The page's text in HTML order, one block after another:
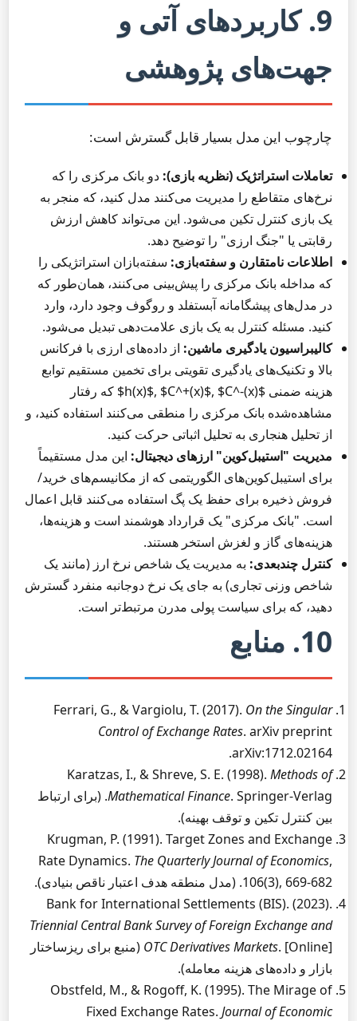
9. کاربردهای آتی و
جهت‌های پژوهشی
چارچوب این مدل بسیار قابل گسترش است:
تعاملات استراتژیک (نظریه بازی): دو بانک مرکزی را که
نرخ‌های متقاطع را مدیریت می‌کنند مدل کنید، که منجر به
یک بازی کنترل تکین می‌شود. این می‌تواند کاهش ارزش
رقابتی یا "جنگ ارزی" را توضیح دهد.
اطلاعات نامتقارن و سفته‌بازی: سفته‌بازان استراتژیکی را
که مداخله بانک مرکزی را پیش‌بینی می‌کنند، همان‌طور که
در مدل‌های پیشگامانه آبستفلد و روگوف وجود دارد، وارد
کنید. مسئله کنترل به یک بازی علامت‌دهی تبدیل می‌شود.
کالیبراسیون یادگیری ماشین: از داده‌های ارزی با فرکانس
بالا و تکنیک‌های یادگیری تقویتی برای تخمین مستقیم توابع
هزینه ضمنی $h(x)$, $C^+(x)$, $C^-(x)$ که رفتار
مشاهده‌شده بانک مرکزی را منطقی می‌کنند استفاده کنید، و
از تحلیل هنجاری به تحلیل اثباتی حرکت کنید.
مدیریت "استیبل‌کوین" ارزهای دیجیتال: این مدل مستقیماً
برای استیبل‌کوین‌های الگوریتمی که از مکانیسم‌های خرید/
فروش ذخیره برای حفظ یک پگ استفاده می‌کنند قابل اعمال
است. "بانک مرکزی" یک قرارداد هوشمند است و هزینه‌ها،
هزینه‌های گاز و لغزش استخر هستند.
کنترل چندبعدی: به مدیریت یک شاخص نرخ ارز (مانند یک
شاخص وزنی تجاری) به جای یک نرخ دوجانبه منفرد گسترش
دهید، که برای سیاست پولی مدرن مرتبط‌تر است.
10. منابع
Ferrari, G., & Vargiolu, T. (2017). On the Singular
Control of Exchange Rates. arXiv preprint
arXiv:1712.02164.
Karatzas, I., & Shreve, S. E. (1998). Methods of
Mathematical Finance. Springer-Verlag. (برای ارتباط
بین کنترل تکین و توقف بهینه).
Krugman, P. (1991). Target Zones and Exchange
Rate Dynamics. The Quarterly Journal of Economics,
106(3), 669-682. (مدل منطقه هدف اعتبار ناقص بنیادی).
Bank for International Settlements (BIS). (2023).
Triennial Central Bank Survey of Foreign Exchange and
OTC Derivatives Markets . [Online] (منبع برای ریزساختار
بازار و داده‌های هزینه معامله).
Obstfeld, M., & Rogoff, K. (1995). The Mirage of
Fixed Exchange Rates. Journal of Economic